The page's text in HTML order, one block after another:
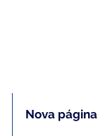
Nova página